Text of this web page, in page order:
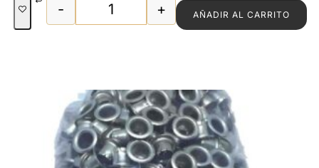
OJETES 320/1 LATONADO (BOLSA DE
- + AÑADIR AL CARRITO